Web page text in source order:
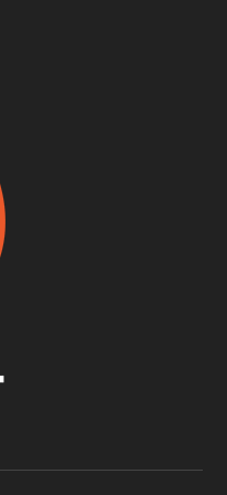
homár